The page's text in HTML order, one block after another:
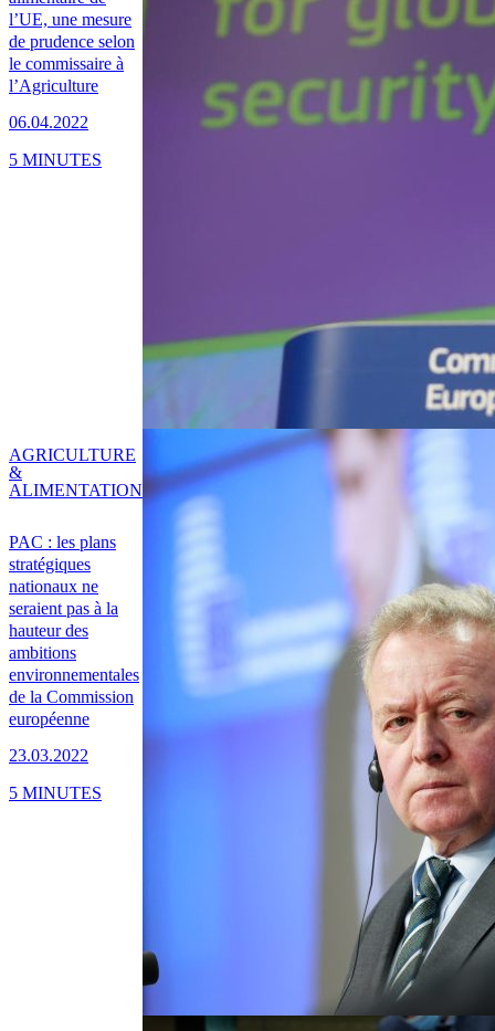
l’UE, une mesure
de prudence selon
le commissaire à
l’Agriculture
06.04.2022
5 MINUTES
PAC : les plans
stratégiques
nationaux ne
seraient pas à la
hauteur des
ambitions
environnementales
de la Commission
européenne
23.03.2022
AGRICULTURE
&
ALIMENTATION
5 MINUTES